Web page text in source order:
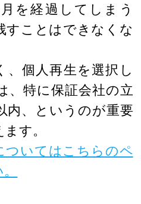
を経過してしまう
すことはできなくな
、個人再生を選択し
、特に保証会社の立
内、というのが重要
す。
ついてはこちらのペ